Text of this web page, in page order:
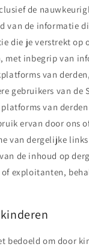
de
van de informatie
die je verstrekt op
met inbegrip van
van
gebruikers van de
van
ervan door ons
van dergelijke
de inhoud op
exploitanten,
bedoeld om door